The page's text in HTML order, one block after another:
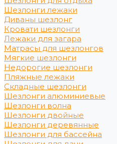
Шезлонги лежаки
Диваны шезлонг
Кровати шезлонги
Лежаки для загара
Матрасы для шезлонгов
Мягкие шезлонги
Недорогие шезлонги
Пляжные лежаки
Складные шезлонги
Шезлонги алюминиевые
Шезлонги волна
Шезлонги двойные
Шезлонги деревянные
Шезлонги для бассейна